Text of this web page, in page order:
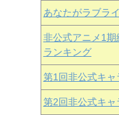
あなたがラブラ
非公式アニメ1
ランキング
第1回非公式キ
第2回非公式キ